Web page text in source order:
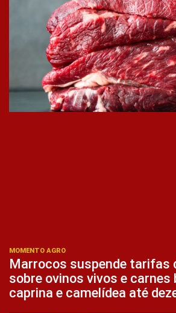
MOMENTO AGRO
Marrocos suspende tarifas
sobre ovinos vivos e carnes
caprina e camelídea até